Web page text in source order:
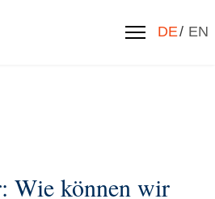
DE EN
Wie können wir